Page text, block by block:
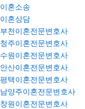
이혼소송
이혼상담
부천이혼전문변호사
청주이혼전문변호사
수원이혼전문변호사
안산이혼전문변호사
평택이혼전문변호사
남양주이혼전문변호사
창원이혼전문변호사